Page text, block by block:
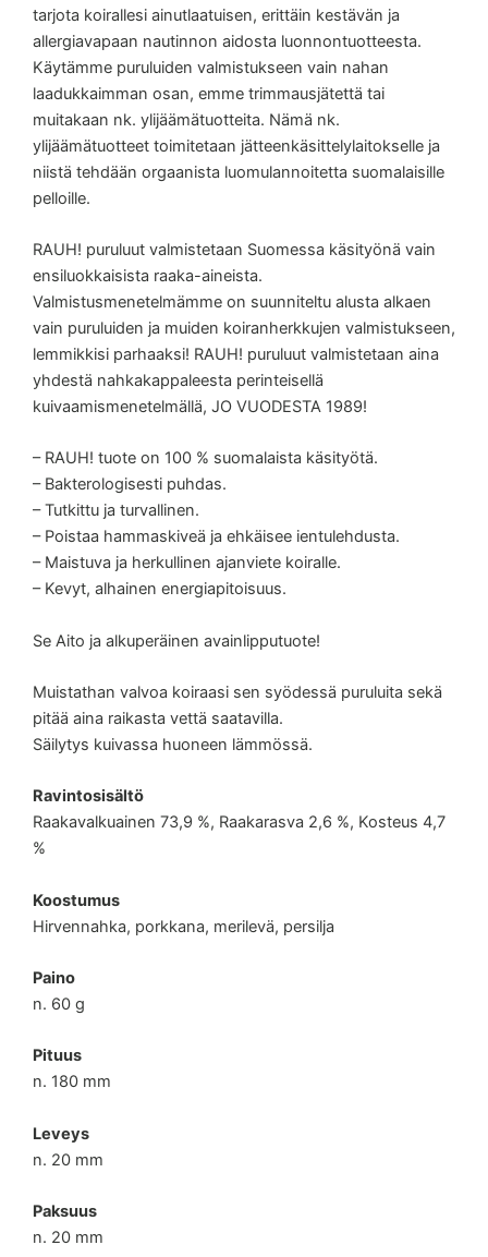
tarjota koirallesi ainutlaatuisen, erittäin kestävän ja
allergiavapaan nautinnon aidosta luonnontuotteesta.
Käytämme puruluiden valmistukseen vain nahan
laadukkaimman osan, emme trimmausjätettä tai
muitakaan nk. ylijäämätuotteita. Nämä nk.
ylijäämätuotteet toimitetaan jätteenkäsittelylaitokselle ja
niistä tehdään orgaanista luomulannoitetta suomalaisille
pelloille.
RAUH! puruluut valmistetaan Suomessa käsityönä vain
ensiluokkaisista raaka-aineista.
Valmistusmenetelmämme on suunniteltu alusta alkaen
vain puruluiden ja muiden koiranherkkujen valmistukseen,
lemmikkisi parhaaksi! RAUH! puruluut valmistetaan aina
yhdestä nahkakappaleesta perinteisellä
kuivaamismenetelmällä, JO VUODESTA 1989!
– RAUH! tuote on 100 % suomalaista käsityötä.
– Bakterologisesti puhdas.
– Tutkittu ja turvallinen.
– Poistaa hammaskiveä ja ehkäisee ientulehdusta.
– Maistuva ja herkullinen ajanviete koiralle.
– Kevyt, alhainen energiapitoisuus.
Se Aito ja alkuperäinen avainlipputuote!
Muistathan valvoa koiraasi sen syödessä puruluita sekä
pitää aina raikasta vettä saatavilla.
Säilytys kuivassa huoneen lämmössä.
Ravintosisältö
Raakavalkuainen 73,9 %, Raakarasva 2,6 %, Kosteus 4,7
%
Koostumus
Hirvennahka, porkkana, merilevä, persilja
Paino
n. 60 g
Pituus
n. 180 mm
Leveys
n. 20 mm
Paksuus
n. 20 mm